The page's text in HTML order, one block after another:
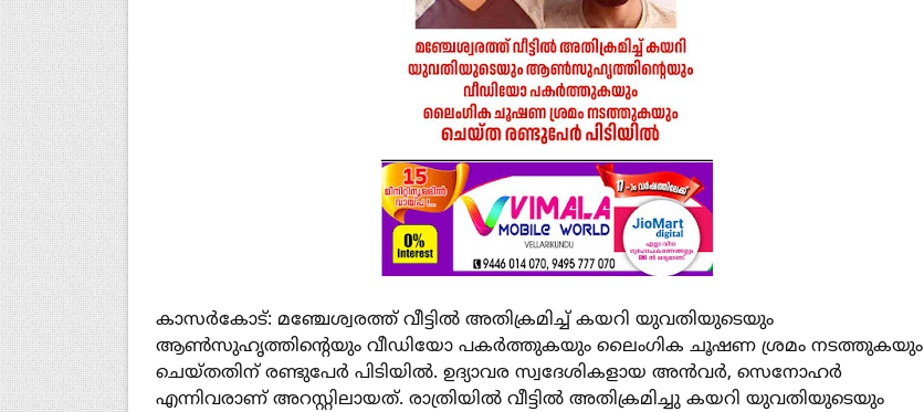
കാസർകോട്: മഞ്ചേശ്വരത്ത് വീട്ടിൽ അതിക്രമിച്ച് കയറി യുവതിയുടെയും
ആൺസുഹൃത്തിന്റെയും വീഡിയോ പകർത്തുകയും ലൈംഗിക ചൂഷണ ശ്രമം നടത്തുകയും
ചെയ്തതിന് രണ്ടുപേർ പിടിയിൽ. ഉദ്യാവര സ്വദേശികളായ അൻവർ, സെനോഹർ
എന്നിവരാണ് അറസ്റ്റിലായത്. രാത്രിയിൽ വീട്ടിൽ അതിക്രമിച്ചു കയറി യുവതിയുടെയും